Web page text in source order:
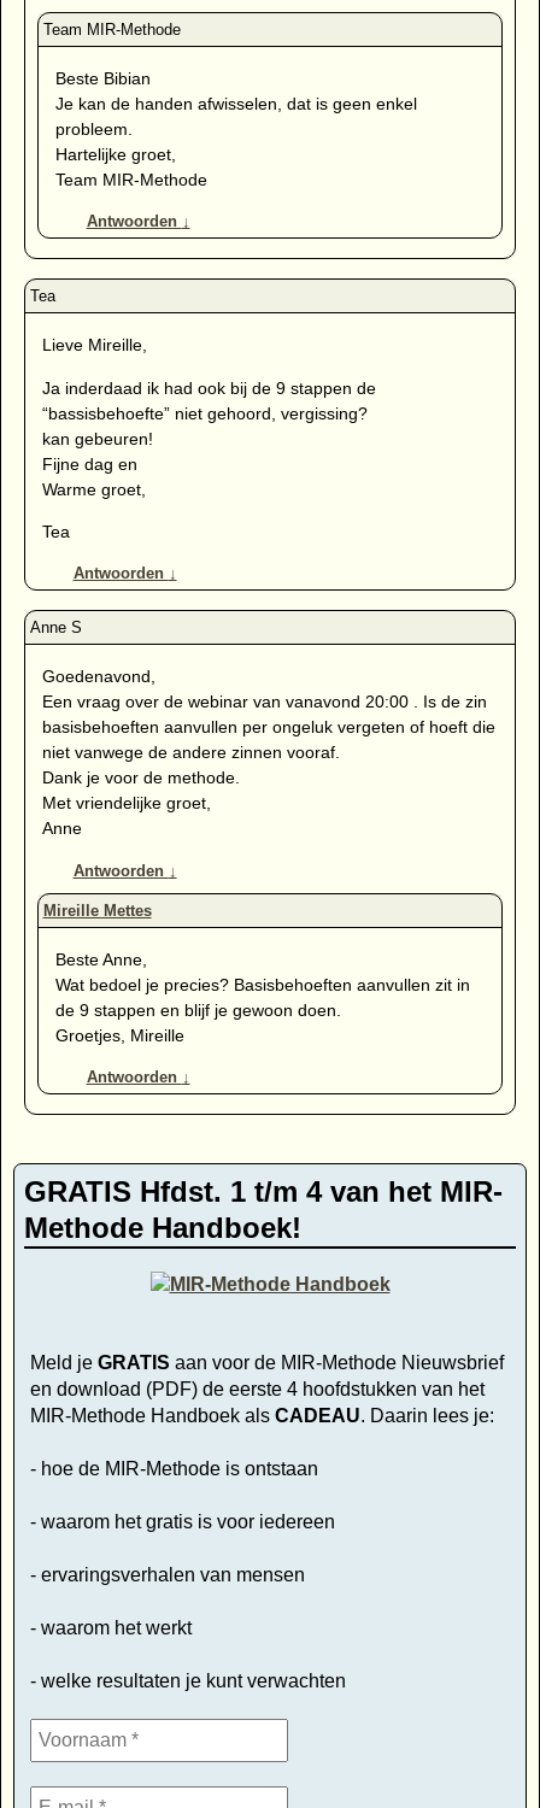
Beste Bibian
Je kan de handen afwisselen, dat is geen enkel
probleem.
Hartelijke groet,
Team MIR-Methode
Antwoorden ↓
Lieve Mireille,
Ja inderdaad ik had ook bij de 9 stappen de
“bassisbehoefte” niet gehoord, vergissing?
kan gebeuren!
Fijne dag en
Warme groet,
Tea
Antwoorden ↓
Goedenavond,
Een vraag over de webinar van vanavond 20:00 . Is de zin
basisbehoeften aanvullen per ongeluk vergeten of hoeft die
niet vanwege de andere zinnen vooraf.
Dank je voor de methode.
Met vriendelijke groet,
Anne
Antwoorden ↓
Beste Anne,
Wat bedoel je precies? Basisbehoeften aanvullen zit in
de 9 stappen en blijf je gewoon doen.
Groetjes, Mireille
Antwoorden ↓
GRATIS Hfdst. 1 t/m 4 van het MIR-
Methode Handboek!
Meld je GRATIS aan voor de MIR-Methode Nieuwsbrief
en download (PDF) de eerste 4 hoofdstukken van het
MIR-Methode Handboek als CADEAU. Daarin lees je:
- hoe de MIR-Methode is ontstaan
- waarom het gratis is voor iedereen
- ervaringsverhalen van mensen
- waarom het werkt
- welke resultaten je kunt verwachten